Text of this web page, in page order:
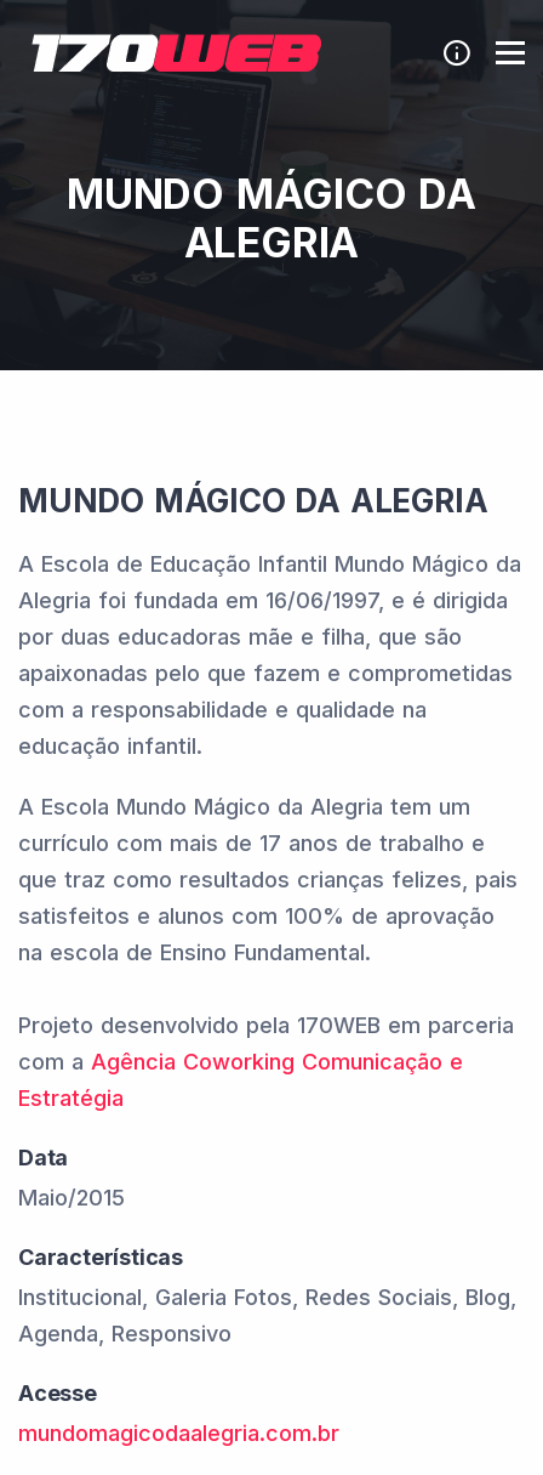
MUNDO MÁGICO DA
ALEGRIA
MUNDO MÁGICO DA ALEGRIA
A Escola de Educação Infantil Mundo Mágico da
Alegria foi fundada em 16/06/1997, e é dirigida
por duas educadoras mãe e filha, que são
apaixonadas pelo que fazem e comprometidas
com a responsabilidade e qualidade na
educação infantil.
A Escola Mundo Mágico da Alegria tem um
currículo com mais de 17 anos de trabalho e
que traz como resultados crianças felizes, pais
satisfeitos e alunos com 100% de aprovação
na escola de Ensino Fundamental.
Projeto desenvolvido pela 170WEB em parceria
com a Agência Coworking Comunicação e
Estratégia
Data
Maio/2015
Características
Institucional, Galeria Fotos, Redes Sociais, Blog,
Agenda, Responsivo
Acesse
mundomagicodaalegria.com.br